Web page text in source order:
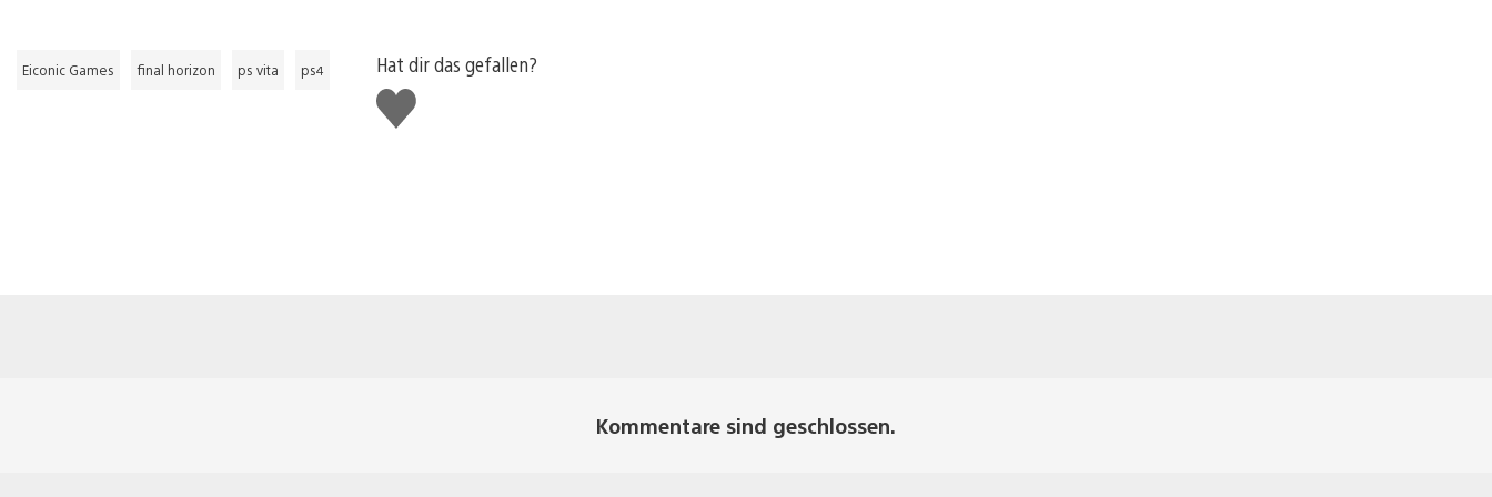
Eiconic Games final horizon ps vita ps4
Hat dir das gefallen?
Gefällt
mir
Kommentare sind geschlossen.